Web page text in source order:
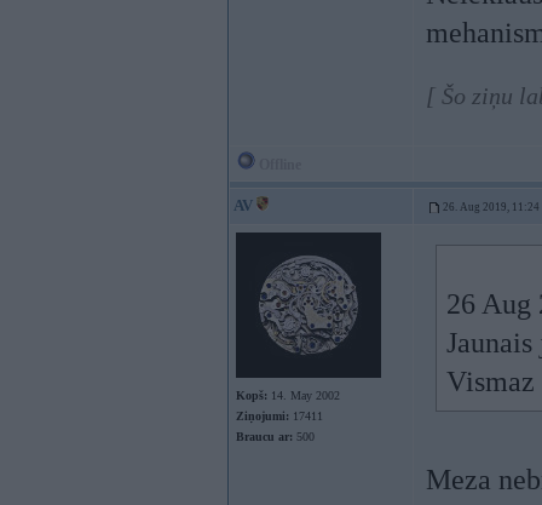
[ Šo ziņu
AV 26. Aug 2019, 11:24
Kopš: 14. May 2002
Ziņojumi: 17411
Braucu ar: 500
26 Aug
Vismaz
Meza